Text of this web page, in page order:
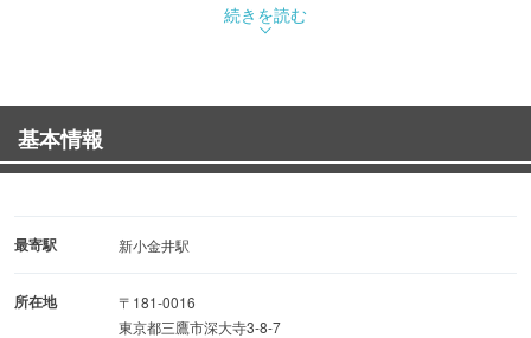
また、朝定食や多彩なサイドメニューも充実させながら、
お客様の健康で豊かな食生活を応援しています。
続きを読む
基本情報
最寄駅 新小金井駅
所在地
〒181-0016
東京都三鷹市深大寺3-8-7